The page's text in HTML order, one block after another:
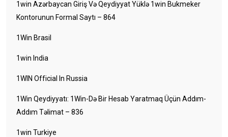
1win Azərbaycan Giriş Və Qeydiyyat Yüklə 1win Bukmeker
Kontorunun Formal Saytı – 864
1Win Brasil
1win India
1WIN Official In Russia
1Win Qeydiyyatı: 1Win-Də Bir Hesab Yaratmaq Üçün Addım-
Addım Təlimat – 836
1win Turkiye